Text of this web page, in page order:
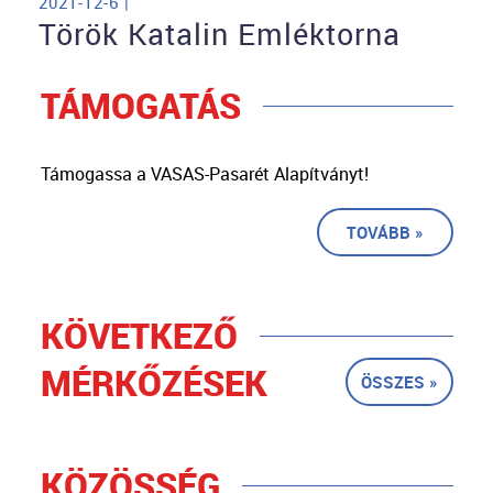
Török Katalin Emléktorna
TÁMOGATÁS
Támogassa a VASAS-Pasarét Alapítványt!
TOVÁBB »
KÖVETKEZŐ
MÉRKŐZÉSEK
ÖSSZES »